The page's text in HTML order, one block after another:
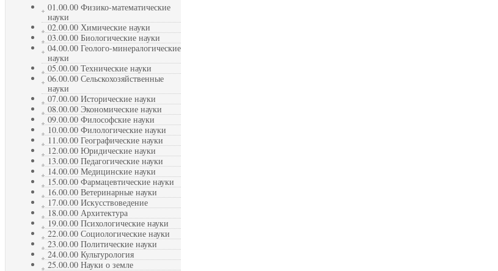
01.00.00 Физико-математические
науки
02.00.00 Химические науки
03.00.00 Биологические науки
04.00.00 Геолого-минералогические
науки
05.00.00 Технические науки
06.00.00 Сельскохозяйственные
науки
07.00.00 Исторические науки
08.00.00 Экономические науки
09.00.00 Философские науки
10.00.00 Филологические науки
11.00.00 Географические науки
12.00.00 Юридические науки
13.00.00 Педагогические науки
14.00.00 Медицинские науки
15.00.00 Фармацевтические науки
16.00.00 Ветеринарные науки
17.00.00 Искусствоведение
18.00.00 Архитектура
19.00.00 Психологические науки
22.00.00 Социологические науки
23.00.00 Политические науки
24.00.00 Культурология
25.00.00 Науки о земле